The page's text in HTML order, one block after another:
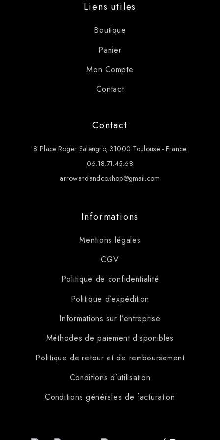
Liens utiles
Boutique
Panier
Mon Compte
Contact
Contact
8 Place Roger Salengro, 31000 Toulouse - France
06.18.71.45.68
arrowandandco.shop@gmail.com
Informations
Mentions légales
CGV
Politique de confidentialité
Politique d’expédition
Informations sur l’entreprise
Méthodes de paiement disponibles
Politique de retour et de remboursement
Conditions d’utilisation
Conditions générales de facturation